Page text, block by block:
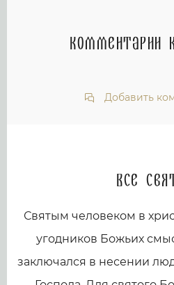
Комментарии
Добавить
Все
Святым человеком в
угодников Божьих
заключался в несении